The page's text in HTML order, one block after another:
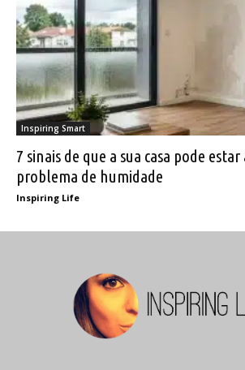
Inspiring Smart
7 sinais de que a sua casa pode
problema de humidade
Inspiring Life